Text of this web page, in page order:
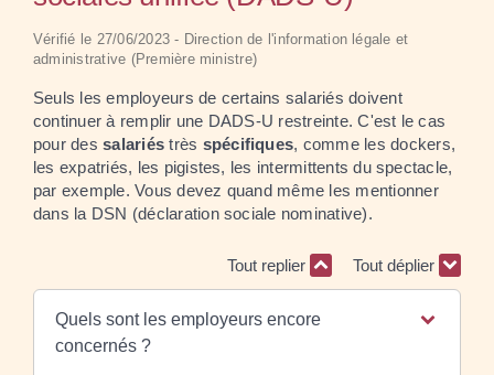
Vérifié le 27/06/2023 - Direction de l'information légale et
administrative (Première ministre)
Seuls les employeurs de certains salariés doivent
continuer à remplir une DADS-U restreinte. C'est le cas
pour dessalariés très spécifiques, comme les dockers,
les expatriés, les pigistes, les intermittents du spectacle,
par exemple. Vous devez quand même les mentionner
dans la DSN (déclaration sociale nominative).
Tout replier Tout déplier
Quels sont les employeurs encore
concernés ?